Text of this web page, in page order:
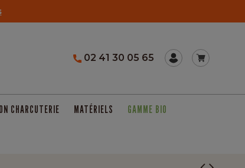
02 41 30 05 65
CHARCUTERIE MATÉRIELS GAMME BIO